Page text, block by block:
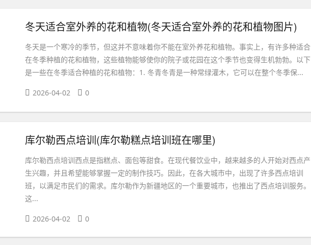
冬天适合室外养的花和植物(冬天适合室外养的花和植物图片)
冬天是一个寒冷的季节，但这并不意味着你不能在室外养花和植物。事实上，有许多种适合
在冬季种植的花和植物，这些植物能够使你的院子或花园在这个季节也变得生机勃勃。以下
是一些在冬季适合种植的花和植物：1. 冬青冬青是一种常绿灌木，它可以在整个冬季保...
2026-04-02 0
库尔勒西点培训(库尔勒糕点培训班在哪里)
库尔勒西点培训西点是指糕点、面包等甜食。在现代餐饮业中，越来越多的人开始对西点产
生兴趣，并且希望能够掌握一定的制作技巧。因此，在各大城市中，出现了许多西点培训
班，以满足市民们的需求。库尔勒作为新疆地区的一个重要城市，也推出了西点培训服务。
这...
2026-04-02 0